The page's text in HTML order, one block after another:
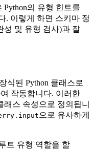
Python의 유형 힌트를
. 이렇게 하면 스키마 정
성 및 유형 검사)과 잘
식된 Python 클래스로
작동합니다. 이러한
스 속성으로 정의됩니
으로 유사하게
트 유형 역할을 할